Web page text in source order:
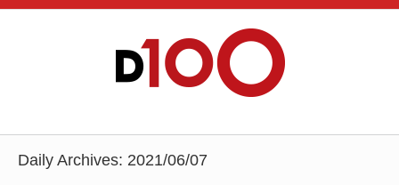
Daily Archives: 2021/06/07